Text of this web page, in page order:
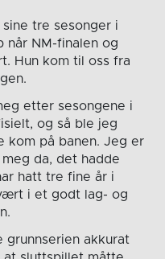
tre sesonger i
når NM-finalen og
Hun kom til oss fra
etter sesongene i
og så ble jeg
på banen. Jeg er
da, det hadde
hatt tre fine år i
i et godt lag- og
grunnserien akkurat